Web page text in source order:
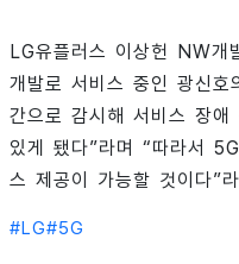
LG유플러스 이상헌 NW개
개발로 서비스 중인 광신호
간으로 감시해 서비스 장
있게 됐다”라며 “따라서
스 제공이 가능할 것이다”
#LG#5G